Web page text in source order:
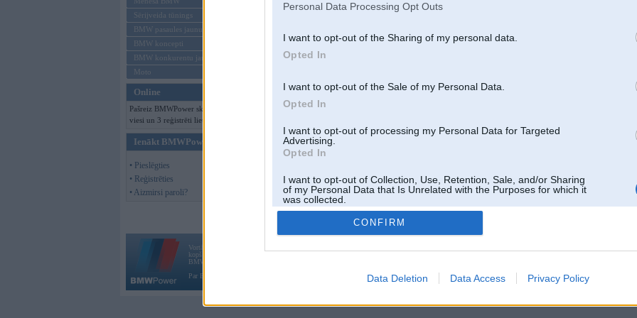
Personal Data Processing Opt Outs
I want to opt-out of the Sharing of my personal data.
Opted In
I want to opt-out of the Sale of my Personal Data.
Opted In
I want to opt-out of processing my Personal Data for Targeted
Advertising.
Opted In
I want to opt-out of Collection, Use, Retention, Sale, and/or Sharing
of my Personal Data that Is Unrelated with the Purposes for which it
was collected.
Opted Out
CONFIRM
Data Deletion Data Access Privacy Policy
Sērijveida tūnings
BMW pasaules jaunumi
BMW koncepti
BMW konkurentu jaunumi
Moto
Online
Pašreiz BMWPower skatās 155
viesi un 3 reģistrēti lietotāji.
Ienākt BMWPower
• Pieslēgties
• Reģistrēties
• Aizmirsi paroli?
Vortāls BMWPower.lv darbojas
kopš 2002. gada 14. maija. Tas nav auto klubs un nav saistīts ar
BMW AG.
Par BMWPower